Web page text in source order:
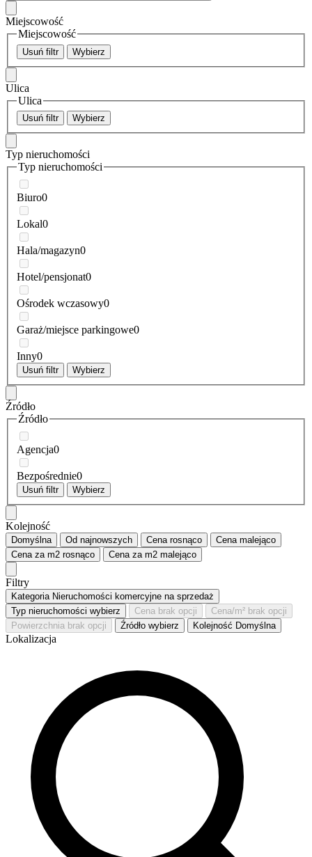
Miejscowość
Miejscowość
Usuń filtr Wybierz
Ulica
Ulica
Usuń filtr Wybierz
Typ nieruchomości
Typ nieruchomości
Biuro0
Lokal0
Hala/magazyn0
Hotel/pensjonat0
Ośrodek wczasowy0
Garaż/miejsce parkingowe0
Inny0
Usuń filtr Wybierz
Źródło
Źródło
Agencja0
Bezpośrednie0
Usuń filtr Wybierz
Kolejność
Domyślna Od najnowszych Cena rosnąco Cena malejąco
Cena za m2 rosnąco Cena za m2 malejąco
Filtry
Kategoria Nieruchomości komercyjne na sprzedaż
Typ nieruchomości wybierz Cena brak opcji Cena/m² brak opcji
Powierzchnia brak opcji Źródło wybierz Kolejność Domyślna
Lokalizacja